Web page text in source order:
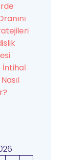
İntihal